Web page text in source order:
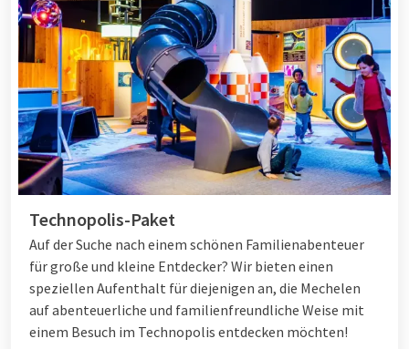
Technopolis-Paket
Auf der Suche nach einem schönen Familienabenteuer
für große und kleine Entdecker? Wir bieten einen
speziellen Aufenthalt für diejenigen an, die Mechelen
auf abenteuerliche und familienfreundliche Weise mit
einem Besuch im Technopolis entdecken möchten!